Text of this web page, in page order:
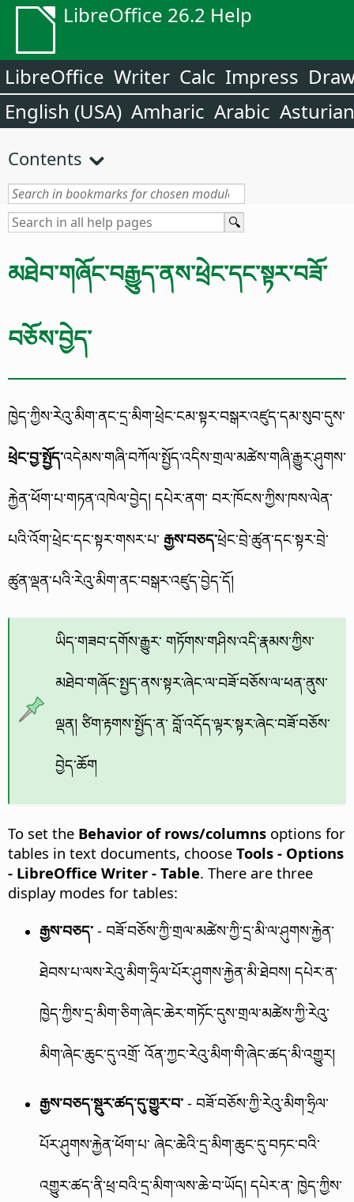
LibreOffice 26.2 Help
LibreOffice Writer Calc Impress
English (USA) Amharic Arabic Asturian
Contents
མཐེབ་གཞོང་བརྒྱུད་ནས་ཕྲེང་དང་སྟར་བཟོ་
བཅོས་བྱེད་
ཁྱེད་ཀྱིས་རེའུ་མིག་ནང་དྲ་མིག་ཕྲེང་ངམ་སྟར་བསྒར་འཛུད་དམ་སུབ་དུས་
ཕྲེང་བྱ་སྤྱོད་འདེམས་གཞི་བཀོལ་སྤྱོད་འདིས་གྲལ་མཚེས་གཞི་རྒྱུར་ཤུགས་
རྐྱེན་ཕོག་པ་གཏན་འཁེལ་བྱེད། དཔེར་ནག་ བར་ཁོངས་ཀྱིས་ཁས་ལེན་
པའི་འོག་ཕྲེང་དང་སྟར་གསར་པ་ རྒྱས་བཅད་ཕྲེང་བྲེ་ཚུན་དང་སྟར་བྲེ་
ཚུན་ལྡན་པའི་རེའུ་མིག་ནང་བསྒར་འཛུད་བྱེད་དོ།
ཡིད་གཟབ་དགོས་རྒྱུར་ གཏོགས་གཤིས་འདི་རྣམས་ཀྱིས་
མཐེབ་གཞོང་སྤྱད་ནས་སྟར་ཞེང་ལ་བཟོ་བཅོས་ལ་ཕན་ནུས་
ལྡན། ཙིག་རྟགས་སྤྱོད་ན་ བློ་འདོད་ལྟར་སྟར་ཞེང་བཟོ་བཅོས་
བྱེད་ཆོག
To set the Behavior of rows/columns options for
tables in text documents, choose Tools - Options
- LibreOffice Writer - Table. There are three
display modes for tables:
རྒྱས་བཅད་ - བཟོ་བཅོས་ཀྱི་གྲལ་མཚེས་ཀྱི་དྲ་མི་ལ་ཤུགས་རྐྱེན་
ཐེབས་པ་ལས་རེའུ་མིག་ཧྲིལ་པོར་ཤུགས་རྐྱེན་མི་ཐེབས། དཔེར་ན་
ཁྱེད་ཀྱིས་དྲ་མིག་ཅིག་ཞེང་ཆེར་གཏོང་དུས་གྲལ་མཚེས་ཀྱི་རེའུ་
མིག་ཞེང་ཆུང་དུ་འགྲོ་ འོན་ཀྱང་རེའུ་མིག་གི་ཞེང་ཚད་མི་འགྱུར།
རྒྱས་བཅད་སྡུར་ཚད་དུ་གྱུར་བ་ - བཟོ་བཅོས་ཀྱི་རེའུ་མིག་ཧྲིལ་
པོར་ཤུགས་རྐྱེན་ཕོག་པ་ ཞེང་ཆེའི་དྲ་མིག་ཆུང་དུ་བཏང་བའི་
འགྱུར་ཚད་ནི་ཕྲ་བའི་དྲ་མིག་ལས་ཆེ་བ་ཡོད། དཔེར་ན་ ཁྱེད་ཀྱིས་